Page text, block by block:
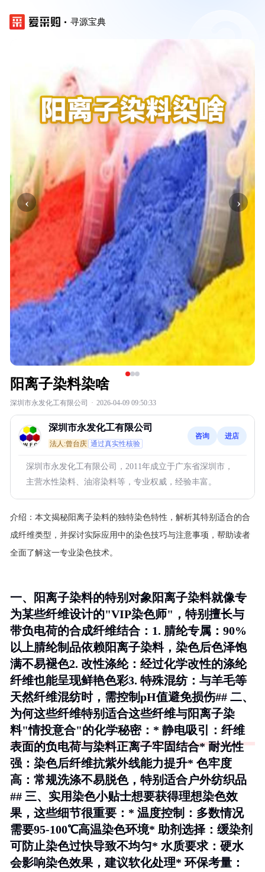
寻源宝典
‹ ›
阳离子染料染啥
深圳市永发化工有限公司 · 2026-04-09 09:50:33
深圳市永发化工有限公司
法人:曾台庆 通过真实性核验
咨询 进店
深圳市永发化工有限公司，2011年成立于广东省深圳市，
主营水性染料、油溶染料等，专业权威，经验丰富。
介绍： 本文揭秘阳离子染料的独特染色特性，解析其特别适合的合
成纤维类型，并探讨实际应用中的染色技巧与注意事项，帮助读者
全面了解这一专业染色技术。
一、阳离子染料的特别对象阳离子染料就像专
为某些纤维设计的"VIP染色师"，特别擅长与
带负电荷的合成纤维结合：1. 腈纶专属 ：90%
以上腈纶制品依赖阳离子染料，染色后色泽饱
满不易褪色2. 改性涤纶：经过化学改性的涤纶
纤维也能呈现鲜艳色彩3. 特殊混纺：与羊毛等
天然纤维混纺时，需控制pH值避免损伤## 二、
为何这些纤维特别适合这些纤维与阳离子染
料"情投意合"的化学秘密：* 静电吸引：纤维
表面的负电荷与染料正离子牢固结合* 耐光性
强：染色后纤维抗紫外线能力提升* 色牢度
高：常规洗涤不易脱色，特别适合户外纺织品
## 三、实用染色小贴士想要获得理想染色效
果，这些细节很重要：* 温度控制：多数情况
需要95-100℃高温染色环境* 助剂选择：缓染剂
可防止染色过快导致不均匀* 水质要求：硬水
会影响染色效果，建议软化处理* 环保考量：